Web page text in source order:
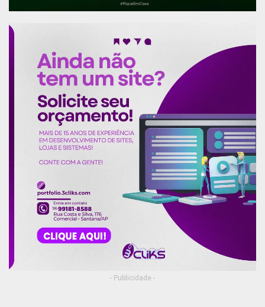
- Publicidade -